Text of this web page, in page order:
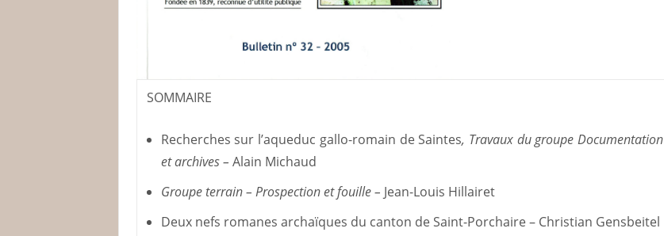
SOMMAIRE
Recherches sur l’aqueduc gallo-romain de Saintes, Travaux du groupe Documentation
et archives – Alain Michaud
Groupe terrain – Prospection et fouille – Jean-Louis Hillairet
Deux nefs romanes archaïques du canton de Saint-Porchaire – Christian Gensbeitel